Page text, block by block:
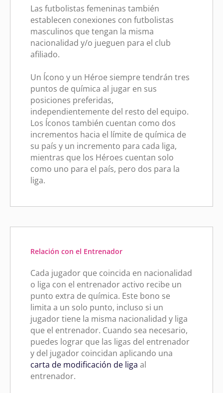
Las futbolistas femeninas también
establecen conexiones con futbolistas
masculinos que tengan la misma
nacionalidad y/o jueguen para el club
afiliado.
Un Ícono y un Héroe siempre tendrán tres
puntos de química al jugar en sus
posiciones preferidas,
independientemente del resto del equipo.
Los Íconos también cuentan como dos
incrementos hacia el límite de química de
su país y un incremento para cada liga,
mientras que los Héroes cuentan solo
como uno para el país, pero dos para la
liga.
Relación con el Entrenador
Cada jugador que coincida en nacionalidad
o liga con el entrenador activo recibe un
punto extra de química. Este bono se
limita a un solo punto, incluso si un
jugador tiene la misma nacionalidad y liga
que el entrenador. Cuando sea necesario,
puedes lograr que las ligas del entrenador
y del jugador coincidan aplicando una
carta de modificación de liga al
entrenador.